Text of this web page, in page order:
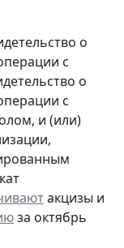
о
с
о
с
и (или)
акцизы и
за октябрь